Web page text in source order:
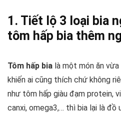
1. Tiết lộ 3 loại bia
tôm hấp bia thêm
Tôm hấp bia là một món ăn
khiến ai cũng thích chứ không
như tôm hấp giàu đạm protein,
canxi, omega3,… thì bia lại là đồ